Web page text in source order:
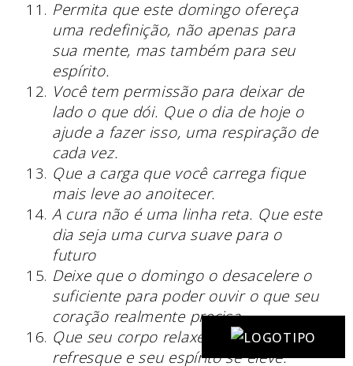
Permita que este domingo ofereça
uma redefinição, não apenas para
sua mente, mas também para seu
espírito.
Você tem permissão para deixar de
lado o que dói. Que o dia de hoje o
ajude a fazer isso, uma respiração de
cada vez.
Que a carga que você carrega fique
mais leve ao anoitecer.
A cura não é uma linha reta. Que este
dia seja uma curva suave para o
futuro
Deixe que o domingo o desacelere o
suficiente para poder ouvir o que seu
coração realmente precisa.
Que seu corpo relaxe, sua mente se
refresque e seu espírito se eleve.